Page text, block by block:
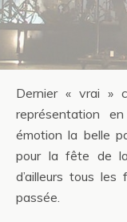
Dernier « vrai »
représentation
émotion la belle
pour la fête de
d’ailleurs tous
passée.